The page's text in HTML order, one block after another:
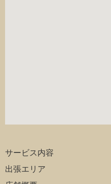
サービス内容
出張エリア